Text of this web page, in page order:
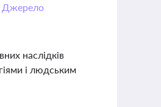
Джерело
наслідків
і людським